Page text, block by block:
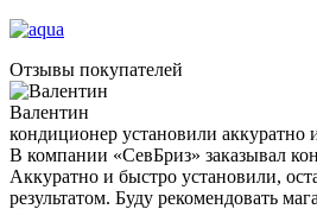
Отзывы покупателей
Валентин
кондиционер установили аккуратно
В компании «СевБриз» заказывал
Аккуратно и быстро установили,
результатом. Буду рекомендовать